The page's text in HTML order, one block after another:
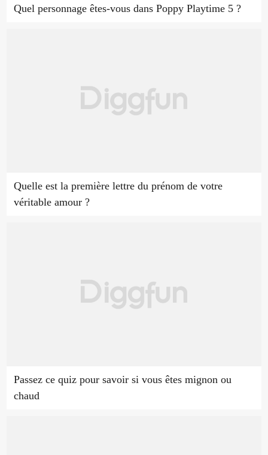
Quel personnage êtes-vous dans Poppy Playtime 5 ?
Quelle est la première lettre du prénom de votre
véritable amour ?
Passez ce quiz pour savoir si vous êtes mignon ou
chaud